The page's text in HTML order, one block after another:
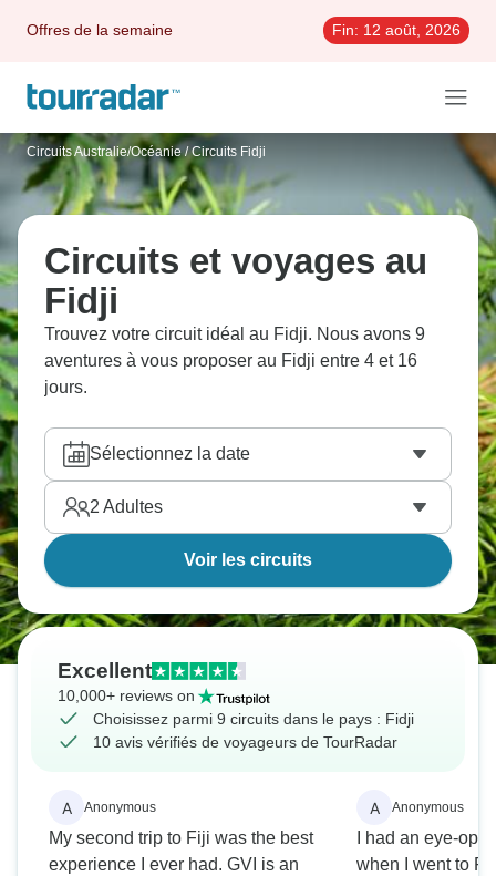
Offres de la semaine Fin: 12 août, 2026
Circuits Australie/Océanie / Circuits Fidji
Circuits et voyages au
Fidji
Trouvez votre circuit idéal au Fidji. Nous avons 9
aventures à vous proposer au Fidji entre 4 et 16
jours.
Sélectionnez la date
2 Adultes
Voir les circuits
Excellent
10,000+ reviews on
Choisissez parmi 9 circuits dans le pays : Fidji
10 avis vérifiés de voyageurs de TourRadar
A Anonymous
My second trip to Fiji was the best
experience I ever had. GVI is an
A Anonymous
I had an eye-
when I went to